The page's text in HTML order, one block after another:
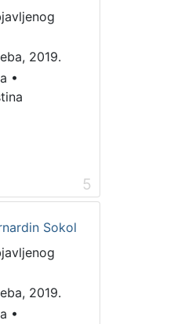
2019.
•
5
Sokol
2019.
•